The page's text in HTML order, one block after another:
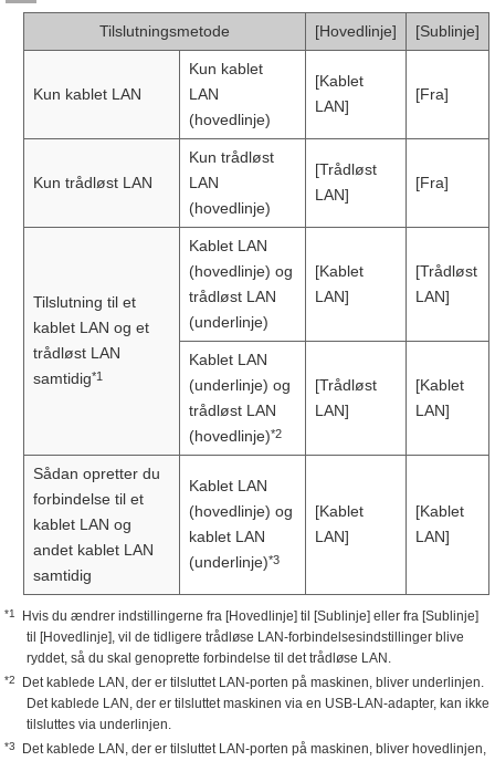
Tilslutningsmetode [Hovedlinje] [Sublinje]
Kun kablet LAN
Kun kablet
LAN
(hovedlinje)
[Kablet
LAN]
[Fra]
Kun trådløst LAN
Kun trådløst
LAN
(hovedlinje)
[Trådløst
LAN]
[Fra]
Tilslutning til et
kablet LAN og et
trådløst LAN
samtidig*1
Kablet LAN
(hovedlinje) og
trådløst LAN
(underlinje)
[Kablet
LAN]
[Trådløst
LAN]
Kablet LAN
(underlinje) og
trådløst LAN
(hovedlinje)*2
[Trådløst
LAN]
[Kablet
LAN]
Sådan opretter du
forbindelse til et
kablet LAN og
andet kablet LAN
samtidig
Kablet LAN
(hovedlinje) og
kablet LAN
(underlinje)*3
[Kablet
LAN]
[Kablet
LAN]
*1
Hvis du ændrer indstillingerne fra [Hovedlinje] til [Sublinje] eller fra [Sublinje]
til [Hovedlinje], vil de tidligere trådløse LAN-forbindelsesindstillinger blive
ryddet, så du skal genoprette forbindelse til det trådløse LAN.
*2
Det kablede LAN, der er tilsluttet LAN-porten på maskinen, bliver underlinjen.
Det kablede LAN, der er tilsluttet maskinen via en USB-LAN-adapter, kan ikke
tilsluttes via underlinjen.
*3
Det kablede LAN, der er tilsluttet LAN-porten på maskinen, bliver hovedlinjen,